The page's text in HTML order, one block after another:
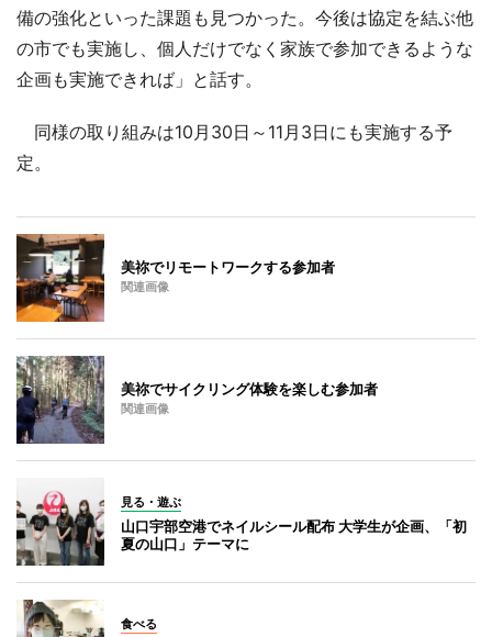
備の強化といった課題も見つかった。今後は協定を結ぶ他
の市でも実施し、個人だけでなく家族で参加できるような
企画も実施できれば」と話す。
同様の取り組みは10月30日～11月3日にも実施する予
定。
美祢でリモートワークする参加者
関連画像
美祢でサイクリング体験を楽しむ参加者
関連画像
見る・遊ぶ
山口宇部空港でネイルシール配布 大学生が企画、「初
夏の山口」テーマに
食べる